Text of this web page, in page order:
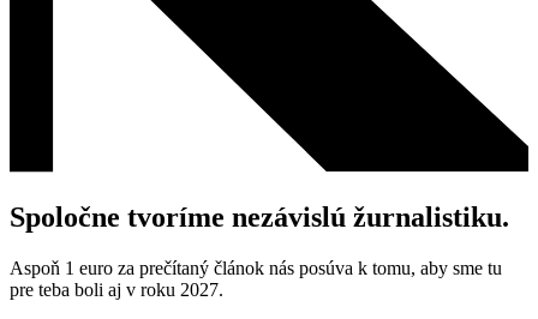
Spoločne tvoríme nezávislú žurnalistiku.
Aspoň 1 euro za prečítaný článok nás posúva k tomu, aby sme tu
pre teba boli aj v roku 2027.